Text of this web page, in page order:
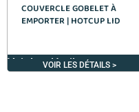
COUVERCLE GOBELET À
EMPORTER | HOTCUP LID
VOIR LES DÉTAILS >
Voir les détails >